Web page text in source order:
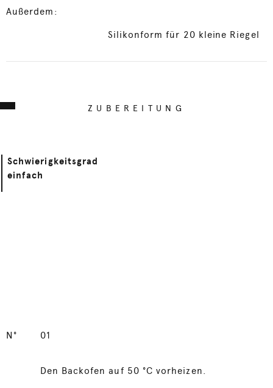
Außerdem:
Silikonform für 20 kleine Riegel
ZUBEREITUNG
Schwierigkeitsgrad
einfach
N° 01
Den Backofen auf 50 °C vorheizen.